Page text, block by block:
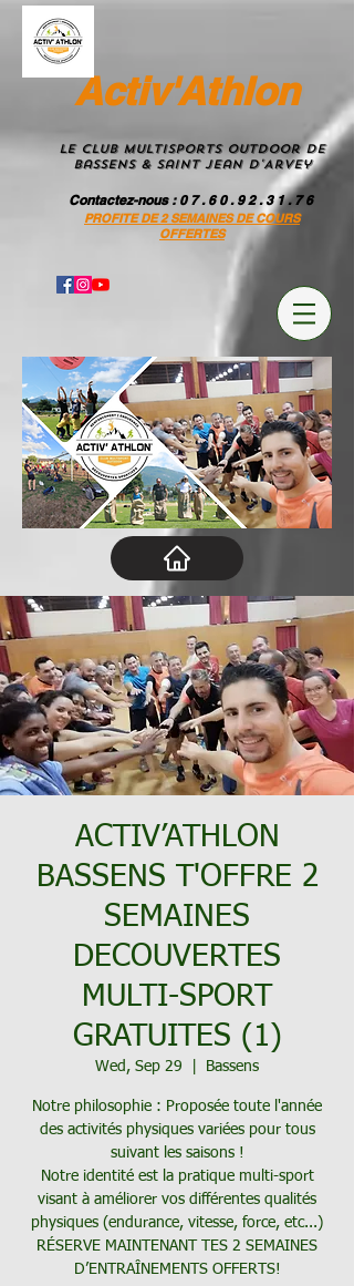
Activ'Athlon
Le Club MultiSportS Outdoor de
Bassens & Saint Jean D'Arvey
Contactez-nous: 0 7 . 6 0 . 9 2 . 3 1 . 7 6
PROFITE DE 2 SEMAINES DE COURS
OFFERTES
ACTIV’ATHLON
BASSENS T'OFFRE 2
SEMAINES
DECOUVERTES
MULTI-SPORT
GRATUITES (1)
Wed, Sep 29 Bassens
Notre philosophie : Proposée toute l'année
des activités physiques variées pour tous
suivant les saisons !
Notre identité est la pratique multi-sport
visant à améliorer vos différentes qualités
physiques (endurance, vitesse, force, etc...)
RÉSERVE MAINTENANT TES 2 SEMAINES
D’ENTRAÎNEMENTS OFFERTS!